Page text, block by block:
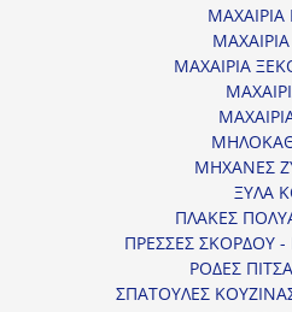
ΜΑΧΑΙΡΙΑ
ΜΗΧΑΝΕΣ
ΞΥΛΑ
ΠΛΑΚΕΣ
ΠΡΕΣΣΕΣ ΣΚΟΡΔΟΥ -
ΡΟΔΕΣ
ΣΠΑΤΟΥΛΕΣ